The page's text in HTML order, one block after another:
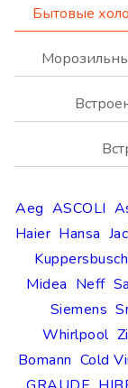
Бытовые
Aeg ASCOLI
Haier Hansa
Kuppersbusch
Midea Neff
Siemens
Whirlpool
Bomann Cold